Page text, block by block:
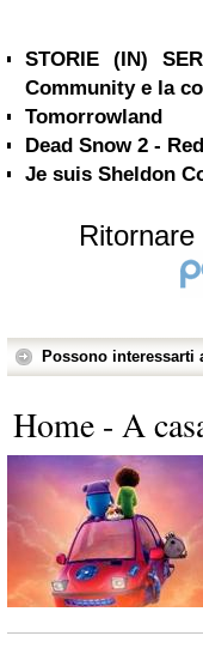
STORIE (IN)
Community e la
Tomorrowland
Dead Snow 2 -
Je suis Sheldon
Possono interessarti
Home - A